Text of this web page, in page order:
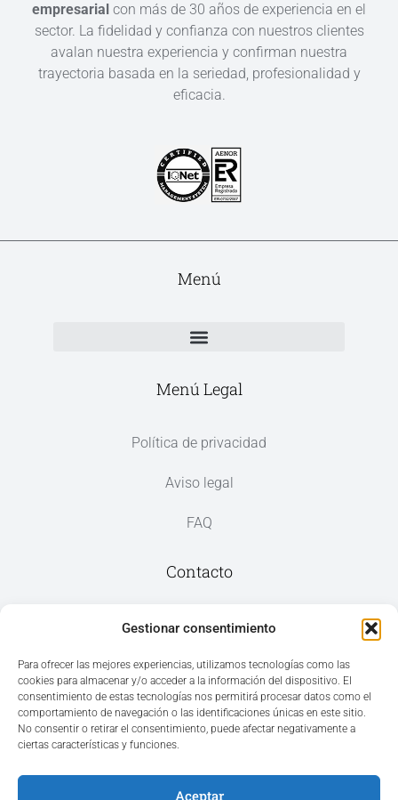
Gestionar consentimiento
Para ofrecer las mejores experiencias, utilizamos tecnologías como las
cookies para almacenar y/o acceder a la información del dispositivo. El
consentimiento de estas tecnologías nos permitirá procesar datos como el
comportamiento de navegación o las identificaciones únicas en este sitio.
No consentir o retirar el consentimiento, puede afectar negativamente a
ciertas características y funciones.
Aceptar
empresarial con más de 30 años de experiencia en el
sector. La fidelidad y confianza con nuestros clientes
avalan nuestra experiencia y confirman nuestra
trayectoria basada en la seriedad, profesionalidad y
eficacia.
Menú
Menú Legal
Política de privacidad
Aviso legal
FAQ
Contacto
Av. del Mar, 59, 03187 Los Montesinos,
+34 965 207 262
hola@azvconsulting.com